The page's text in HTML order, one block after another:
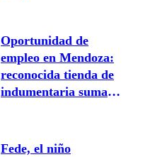
Oportunidad de
empleo en Mendoza:
reconocida tienda de
indumentaria suma
Fede, el niño